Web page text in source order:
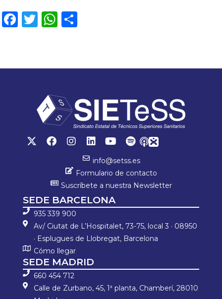
Fa
ce
o
T
wi
er
W
h
sA
p
p
tir
info@setss.es
Formulario de contacto
Suscríbete a nuestra Newsletter
SEDE BARCELONA
935 339 900
Av/ Ciutat de L’Hospitalet, 73-75, local 3 · 08950
· Esplugues de Llobregat, Barcelona
Cómo llegar
SEDE MADRID
660 454 712
Calle de Zurbano, 45, 1ª planta, Chamberí, 28010